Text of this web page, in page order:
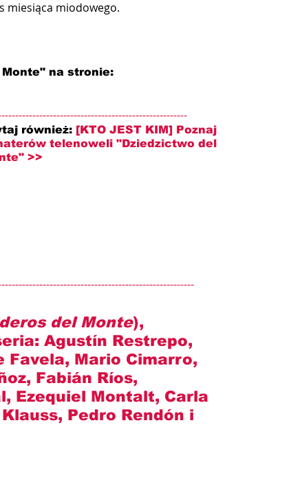
miesiąca miodowego.
na stronie:
również: [KTO JEST KIM] Poznaj
telenoweli "Dziedzictwo del
>>
del Monte),
Agustín Restrepo,
Favela, Mario Cimarro,
Fabián Ríos,
Ezequiel Montalt, Carla
Pedro Rendón i